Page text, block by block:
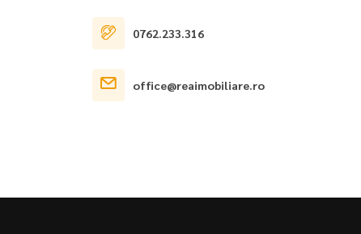
0762.233.316
office@reaimobiliare.ro